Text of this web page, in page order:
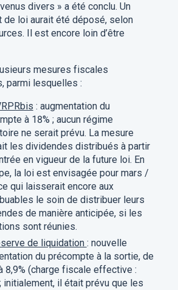
divers » a été conclu. Un
de loi aurait été déposé, selon
Il est encore loin d’être
mesures fiscales
parmi lesquelles :
: augmentation du
à 18% ; aucun régime
ne serait prévu. La mesure
les dividendes distribués à partir
en vigueur de la future loi. En
la loi est envisagée pour mars /
qui laisserait encore aux
le soin de distribuer leurs
de manière anticipée, si les
sont réunies.
de liquidation : nouvelle
du précompte à la sortie, de
8,9% (charge fiscale effective :
initialement, il était prévu que les